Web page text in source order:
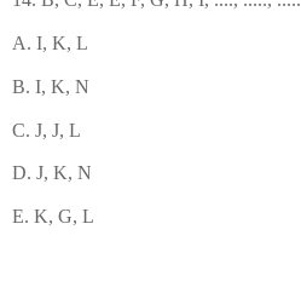
A. I, K, L
B. I, K, N
C. J, J, L
D. J, K, N
E. K, G, L